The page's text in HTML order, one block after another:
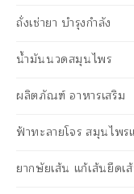
ถั่งเช่ายา บำรุงกำลัง
น้ำมันนวดสมุนไพร
ผลิตภัณฑ์ อาหารเสริม
ฟ้าทะลายโจร สมุนไพร
ยากษัยเส้น แก้เส้นยึดเ